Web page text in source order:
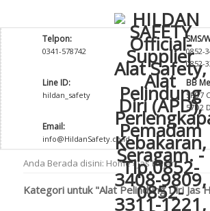
Telpon:
0341-578742
SMS/
0852-
0852-
Line ID:
hildan_safety
BB
5FD7
57D2
Email:
info@HildanSafety.co.id
Anda Berada disini: Home›Jas Hujan
Kategori untuk "Alat Pelindung Diri Jas